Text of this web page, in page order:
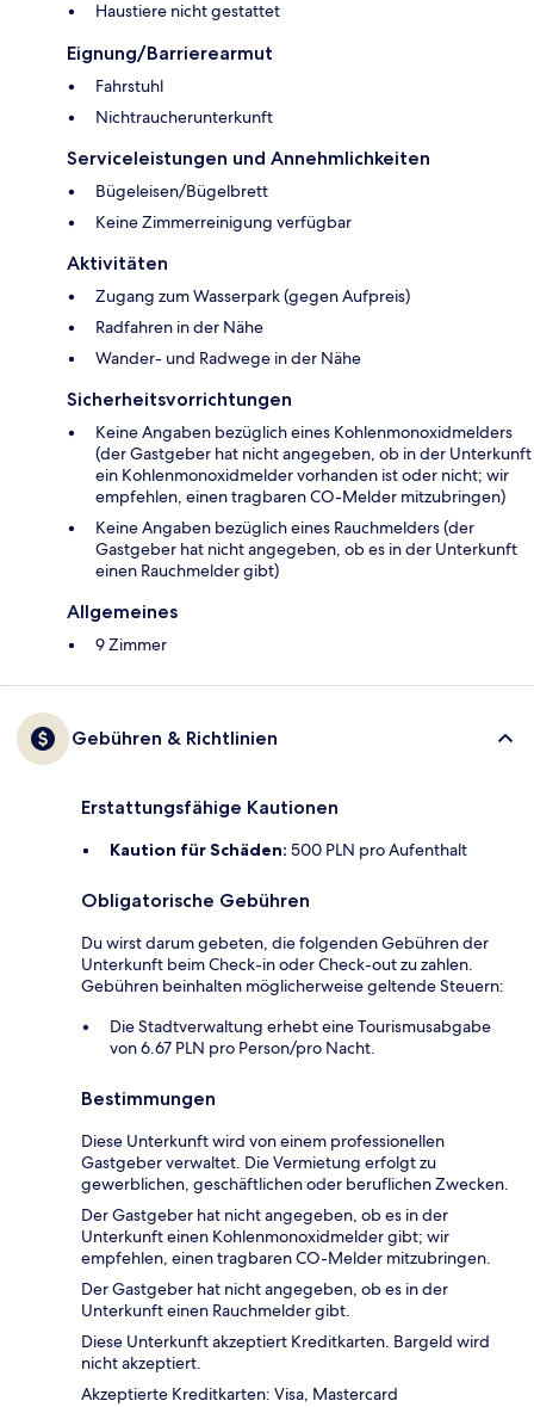
Haustiere nicht gestattet
Eignung/Barrierearmut
Fahrstuhl
Nichtraucherunterkunft
Serviceleistungen und Annehmlichkeiten
Bügeleisen/Bügelbrett
Keine Zimmerreinigung verfügbar
Aktivitäten
Zugang zum Wasserpark (gegen Aufpreis)
Radfahren in der Nähe
Wander- und Radwege in der Nähe
Sicherheitsvorrichtungen
Keine Angaben bezüglich eines Kohlenmonoxidmelders
(der Gastgeber hat nicht angegeben, ob in der Unterkunft
ein Kohlenmonoxidmelder vorhanden ist oder nicht; wir
empfehlen, einen tragbaren CO-Melder mitzubringen)
Keine Angaben bezüglich eines Rauchmelders (der
Gastgeber hat nicht angegeben, ob es in der Unterkunft
einen Rauchmelder gibt)
Allgemeines
9 Zimmer
Gebühren & Richtlinien
Erstattungsfähige Kautionen
Kaution für Schäden: 500 PLN pro Aufenthalt
Obligatorische Gebühren
Du wirst darum gebeten, die folgenden Gebühren der
Unterkunft beim Check-in oder Check-out zu zahlen.
Gebühren beinhalten möglicherweise geltende Steuern:
Die Stadtverwaltung erhebt eine Tourismusabgabe
von 6.67 PLN pro Person/pro Nacht.
Bestimmungen
Diese Unterkunft wird von einem professionellen
Gastgeber verwaltet. Die Vermietung erfolgt zu
gewerblichen, geschäftlichen oder beruflichen Zwecken.
Der Gastgeber hat nicht angegeben, ob es in der
Unterkunft einen Kohlenmonoxidmelder gibt; wir
empfehlen, einen tragbaren CO-Melder mitzubringen.
Der Gastgeber hat nicht angegeben, ob es in der
Unterkunft einen Rauchmelder gibt.
Diese Unterkunft akzeptiert Kreditkarten. Bargeld wird
nicht akzeptiert.
Akzeptierte Kreditkarten: Visa, Mastercard